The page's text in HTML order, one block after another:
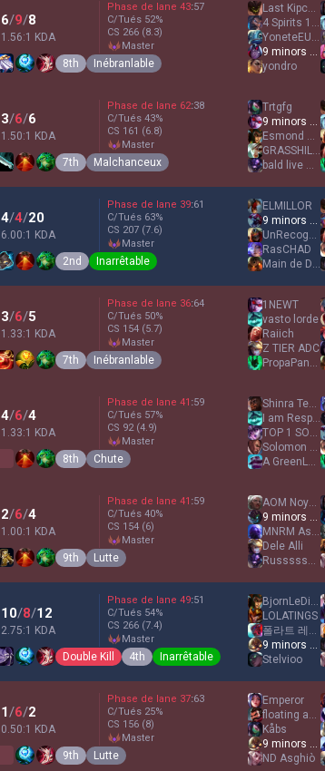
6/9/8
1.56:1 KDA
Phase de lane 43:57
C/Tués 52%
CS 266 (8.3)
master
8th Inébranlable
Last Kipchak
4 Spirits 1 King
YoneteEUW
9 minors 1 ivern
yondro
3/6/6
1.50:1 KDA
Phase de lane 62:38
C/Tués 43%
CS 161 (6.8)
master
7th Malchanceux
Trtgfg
9 minors 1 ivern
Esmond Dantès
GRASSHILLBILLY51
bald live matter
4/4/20
6.00:1 KDA
Phase de lane 39:61
C/Tués 63%
CS 207 (7.6)
master
2nd Inarrêtable
ELMILLOR
9 minors 1 ivern
UnRecogniZED
RasCHAD
Main de Dieu
3/6/5
1.33:1 KDA
Phase de lane 36:64
C/Tués 50%
CS 154 (5.7)
master
7th Inébranlable
1NEWT
vasto lorde
Raiich
Z TIER ADC
PropaPandah
4/6/4
1.33:1 KDA
Phase de lane 41 :59
C/Tués 57%
CS 92 (4.9)
master
8th Chute
Shinra Tensei
I am Responsible
TOP 1 SOUS JAUNE
Solomon Wood
A GreenLantern
2/6/4
1.00:1 KDA
Phase de lane 41 :59
C/Tués 40%
CS 154 (6)
master
9th Lutte
AOM Noyou
9 minors 1 ivern
MNRM Asiankid
Dele Alli
Russssssssh
10/8/12
2.75:1 KDA
Phase de lane 49:51
C/Tués 54%
CS 266 (7.4)
master
Double Kill 4th Inarrêtable
BjornLeDinosaure
LOLATINGS
폴라트 레이스
9 minors 1 ivern
Stelvioo
1/6/2
0.50:1 KDA
Phase de lane 37:63
C/Tués 25%
CS 156 (8)
master
9th Lutte
Emperor
floating away
Kåbs
9 minors 1 ivern
ND Asghiò